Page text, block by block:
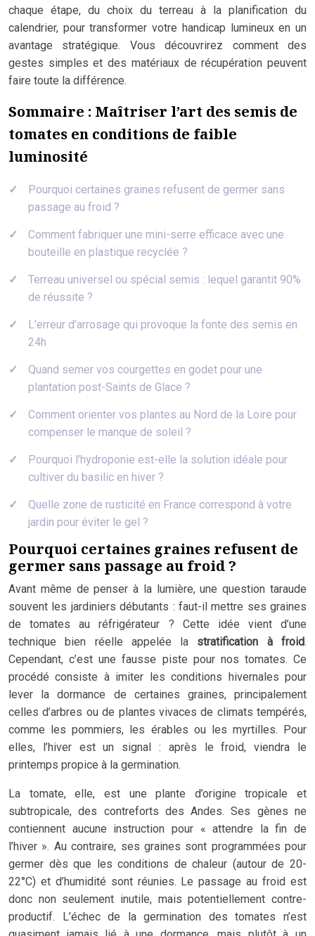
chaque étape, du choix du terreau à la planification du
calendrier, pour transformer votre handicap lumineux en un
avantage stratégique. Vous découvrirez comment des
gestes simples et des matériaux de récupération peuvent
faire toute la différence.
Sommaire : Maîtriser l’art des semis de
tomates en conditions de faible
luminosité
Pourquoi certaines graines refusent de germer sans
passage au froid ?
Comment fabriquer une mini-serre efficace avec une
bouteille en plastique recyclée ?
Terreau universel ou spécial semis : lequel garantit 90%
de réussite ?
L’erreur d’arrosage qui provoque la fonte des semis en
24h
Quand semer vos courgettes en godet pour une
plantation post-Saints de Glace ?
Comment orienter vos plantes au Nord de la Loire pour
compenser le manque de soleil ?
Pourquoi l’hydroponie est-elle la solution idéale pour
cultiver du basilic en hiver ?
Quelle zone de rusticité en France correspond à votre
jardin pour éviter le gel ?
Pourquoi certaines graines refusent de
germer sans passage au froid ?
Avant même de penser à la lumière, une question taraude
souvent les jardiniers débutants : faut-il mettre ses graines
de tomates au réfrigérateur ? Cette idée vient d’une
technique bien réelle appelée la stratification à froid.
Cependant, c’est une fausse piste pour nos tomates. Ce
procédé consiste à imiter les conditions hivernales pour
lever la dormance de certaines graines, principalement
celles d’arbres ou de plantes vivaces de climats tempérés,
comme les pommiers, les érables ou les myrtilles. Pour
elles, l’hiver est un signal : après le froid, viendra le
printemps propice à la germination.
La tomate, elle, est une plante d’origine tropicale et
subtropicale, des contreforts des Andes. Ses gènes ne
contiennent aucune instruction pour « attendre la fin de
l’hiver ». Au contraire, ses graines sont programmées pour
germer dès que les conditions de chaleur (autour de 20-
22°C) et d’humidité sont réunies. Le passage au froid est
donc non seulement inutile, mais potentiellement contre-
productif. L’échec de la germination des tomates n’est